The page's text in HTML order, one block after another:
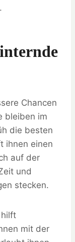
Chancen
bleiben im
die besten
ihnen einen
auf der
und
stecken.
hilft
mit der